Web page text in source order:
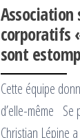
Association
corporatifs
sont
Cette équipe
d’elle-même Se
Christian Lépine